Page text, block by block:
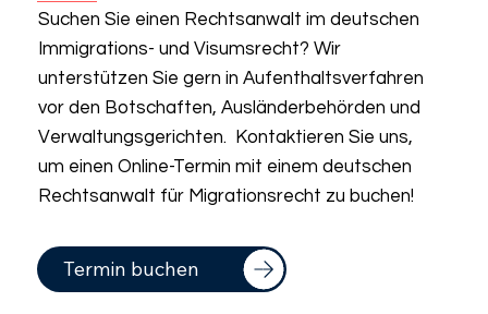
Suchen Sie einen Rechtsanwalt im deutschen
Immigrations- und Visumsrecht? Wir
unterstützen Sie gern in Aufenthaltsverfahren
vor den Botschaften, Ausländerbehörden und
Verwaltungsgerichten. Kontaktieren Sie uns,
um einen Online-Termin mit einem deutschen
Rechtsanwalt für Migrationsrecht zu buchen!
Termin buchen